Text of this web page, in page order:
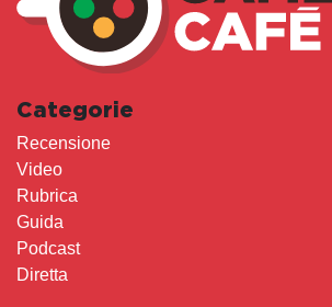
Categorie
Recensione
Video
Rubrica
Guida
Podcast
Diretta